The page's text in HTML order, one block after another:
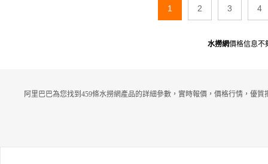
1 2 3 4
水撈網價格信息不
阿里巴巴為您找到459條水撈網產品的詳細參數，實時報價，價格行情，優質